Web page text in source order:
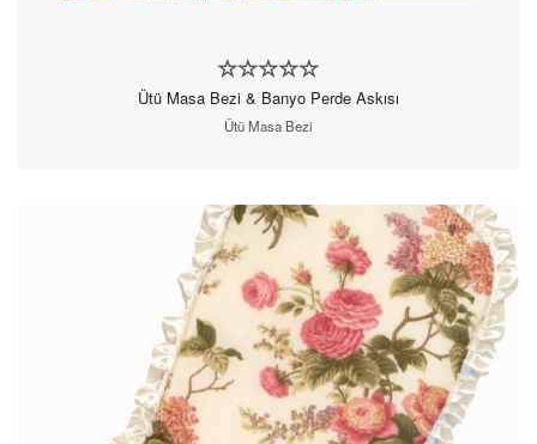
Ütü Masa Bezi & Banyo Perde Askısı
Ütü Masa Bezi